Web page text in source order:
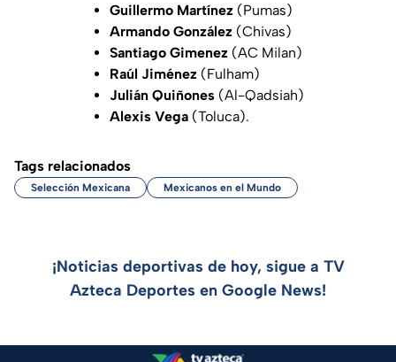
Guillermo Martínez (Pumas)
Armando González (Chivas)
Santiago Gimenez (AC Milan)
Raúl Jiménez (Fulham)
Julián Quiñones (Al-Qadsiah)
Alexis Vega (Toluca).
Tags relacionados
Selección Mexicana Mexicanos en el Mundo
¡Noticias deportivas de hoy, sigue a TV
Azteca Deportes en Google News!